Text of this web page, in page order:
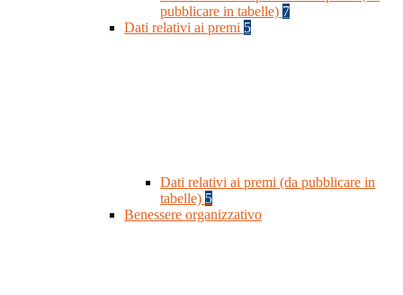
pubblicare in tabelle) 7
Dati relativi ai premi 5
Dati relativi ai premi (da pubblicare in
tabelle) 5
Benessere organizzativo